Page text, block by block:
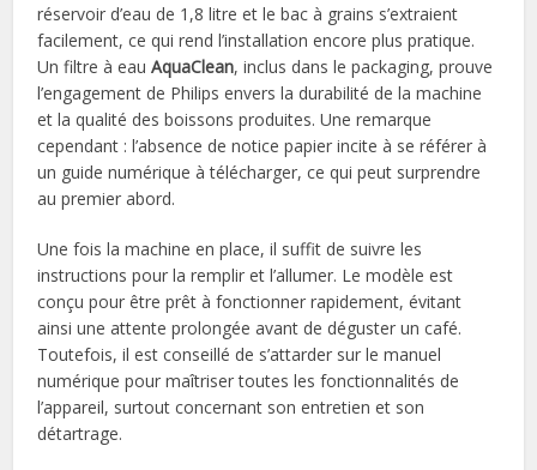
réservoir d’eau de 1,8 litre et le bac à grains s’extraient
facilement, ce qui rend l’installation encore plus pratique.
Un filtre à eauAquaClean, inclus dans le packaging, prouve
l’engagement de Philips envers la durabilité de la machine
et la qualité des boissons produites. Une remarque
cependant : l’absence de notice papier incite à se référer à
un guide numérique à télécharger, ce qui peut surprendre
au premier abord.
Une fois la machine en place, il suffit de suivre les
instructions pour la remplir et l’allumer. Le modèle est
conçu pour être prêt à fonctionner rapidement, évitant
ainsi une attente prolongée avant de déguster un café.
Toutefois, il est conseillé de s’attarder sur le manuel
numérique pour maîtriser toutes les fonctionnalités de
l’appareil, surtout concernant son entretien et son
détartrage.